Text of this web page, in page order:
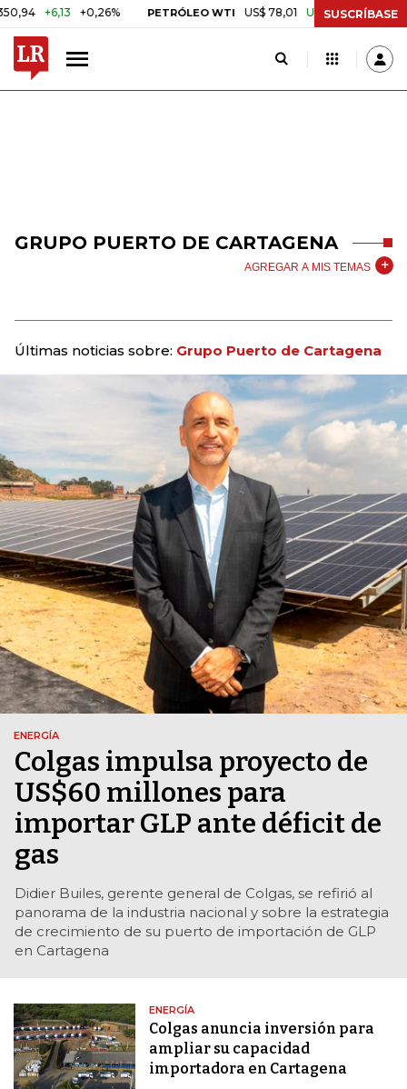
+6,13 +0,26% PETRÓLEO WTI US$ 78,01 US$ 2,92 +3,89%
SUSCRÍBASE
GRUPO PUERTO DE CARTAGENA
AGREGAR A MIS TEMAS
Últimas noticias sobre: Grupo Puerto de Cartagena
ENERGÍA
Colgas impulsa proyecto de
US$60 millones para
importar GLP ante déficit de
gas
Didier Builes, gerente general de Colgas, se refirió al
panorama de la industria nacional y sobre la estrategia
de crecimiento de su puerto de importación de GLP
en Cartagena
ENERGÍA
Colgas anuncia inversión para
ampliar su capacidad
importadora en Cartagena